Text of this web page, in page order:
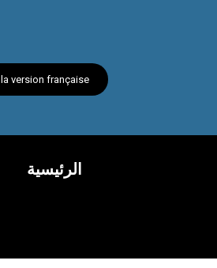
version française
الرئيسية